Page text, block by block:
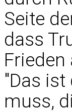
Seite
dass
"Das
muss,